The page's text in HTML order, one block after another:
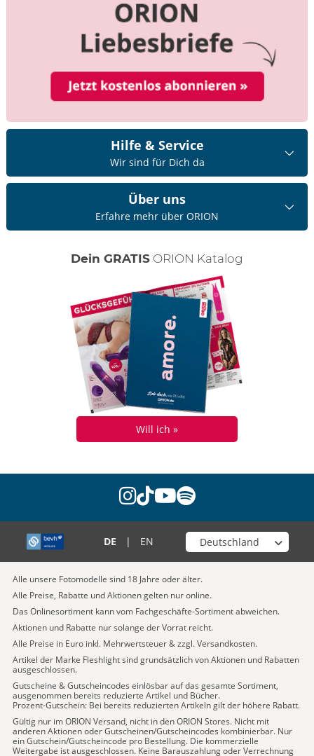
Hilfe & Service
Wir sind für Dich da
Über uns
Erfahre mehr über ORION
Dein GRATIS ORION Katalog
Will ich »
instagram
tiktok
youtube
spotify
DE | EN Wähle deinen Shop
Alle unsere Fotomodelle sind 18 Jahre oder älter.
Alle Preise, Rabatte und Aktionen gelten nur online.
Das Onlinesortiment kann vom Fachgeschäfte-Sortiment abweichen.
Aktionen und Rabatte nur solange der Vorrat reicht.
Alle Preise in Euro inkl. Mehrwertsteuer & zzgl. Versandkosten.
Artikel der Marke Fleshlight sind grundsätzlich von Aktionen und Rabatten
ausgeschlossen.
Gutscheine & Gutscheincodes einlösbar auf das gesamte Sortiment,
ausgenommen bereits reduzierte Artikel und Bücher.
Prozent-Gutschein: Bei bereits reduzierten Artikeln gilt der höhere Rabatt.
Gültig nur im ORION Versand, nicht in den ORION Stores. Nicht mit
anderen Aktionen oder Gutscheinen/Gutscheincodes kombinierbar. Nur
ein Gutschein/Gutscheincode pro Bestellung. Die kommerzielle
Weitergabe ist ausgeschlossen. Keine Barauszahlung oder Verrechnung